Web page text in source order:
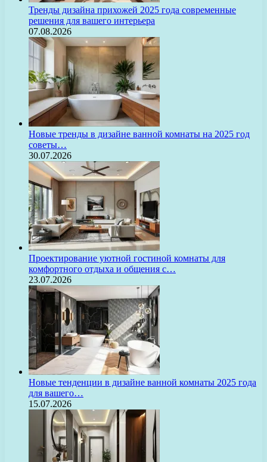
Тренды дизайна прихожей 2025 года современные
решения для вашего интерьера
07.08.2026
Новые тренды в дизайне ванной комнаты на 2025 год
советы…
30.07.2026
Проектирование уютной гостиной комнаты для
комфортного отдыха и общения с…
23.07.2026
Новые тенденции в дизайне ванной комнаты 2025 года
для вашего…
15.07.2026